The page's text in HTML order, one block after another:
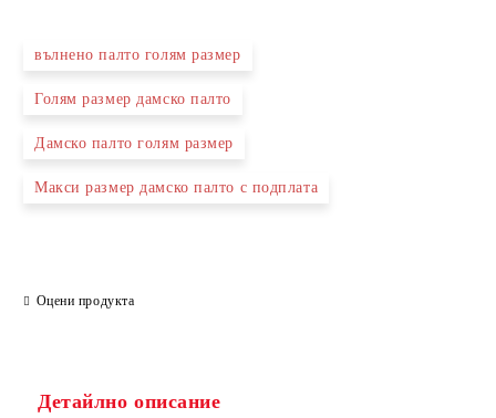
Ние ще се свържем с вас в рамките на работния ден.
вълнено палто голям размер
Голям размер дамско палто
Дамско палто голям размер
Макси размер дамско палто с подплата
Оцени продукта
Детайлно описание